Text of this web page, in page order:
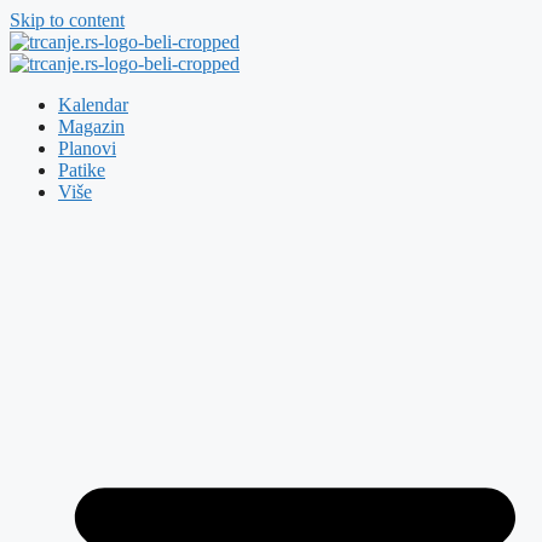
Skip to content
Kalendar
Magazin
Planovi
Patike
Više